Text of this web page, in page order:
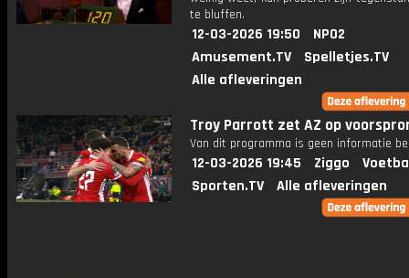
te bluffen.
12-03-2026 19:50
NPO2
Amusement.TV
Spelletjes.TV
Alle afleveringen
Troy Parrott zet AZ op
Van dit programma is geen informatie
12-03-2026 19:45 Ziggo
Sporten.TV
Alle afleveringen